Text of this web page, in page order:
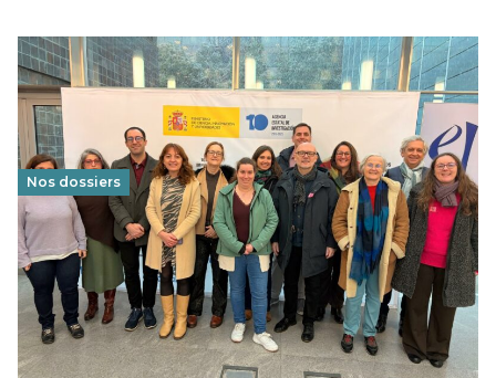
Nos dossiers
Éducation au vivre-ensemble : un échange croisé
franco-espagnol pour changer d’approche
29 juin 2026-National
Cette année, l'UNSA Éducation a mené un projet Erasmus
soutenu par l'union Européenne et centré sur l'éducation
au vivre-ensemble : quelles différences entre la France…